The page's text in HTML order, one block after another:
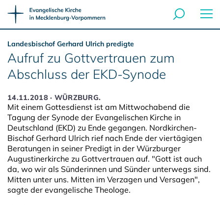
Landesbischof Gerhard Ulrich predigte
Aufruf zu Gottvertrauen zum
Abschluss der EKD-Synode
14.11.2018 · WÜRZBURG.
Mit einem Gottesdienst ist am Mittwochabend die
Tagung der Synode der Evangelischen Kirche in
Deutschland (EKD) zu Ende gegangen. Nordkirchen-
Bischof Gerhard Ulrich rief nach Ende der viertägigen
Beratungen in seiner Predigt in der Würzburger
Augustinerkirche zu Gottvertrauen auf. "Gott ist auch
da, wo wir als Sünderinnen und Sünder unterwegs sind.
Mitten unter uns. Mitten im Verzagen und Versagen",
sagte der evangelische Theologe.